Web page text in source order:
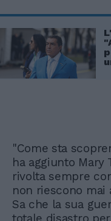
"Come sta
ha aggiunto Mary
rivolta sempre
non riescono mai
Sa che la sua
totale disastro